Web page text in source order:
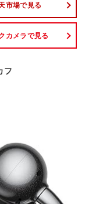
市場で見る
カメラで見る
フ